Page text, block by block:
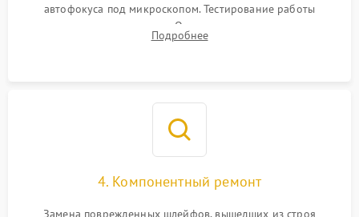
автофокуса под микроскопом. Тестирование работы
электромагнитного привода. Очистка оптических элементов
от пыли, следов влаги и грибка спецрастворами без
Подробнее
4. Компонентный ремонт
Замена поврежденных шлейфов, вышедших из строя